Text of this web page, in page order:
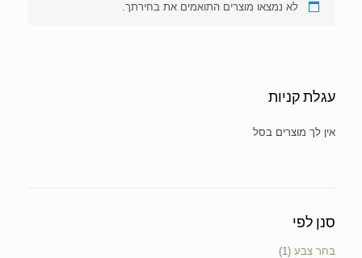
לא נמצאו מוצרים התואמים את בחירתך.
עגלת קניות
סנן לפי
בחר צבע (1)